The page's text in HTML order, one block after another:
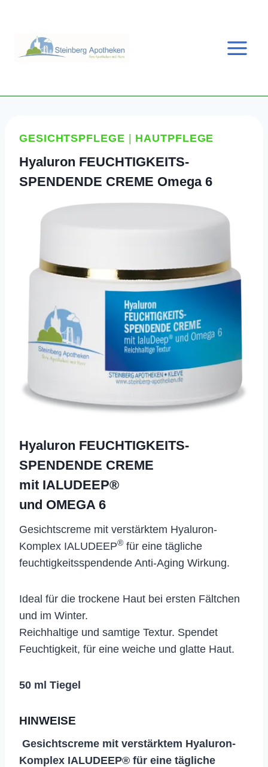
springen
GESICHTSPFLEGE HAUTPFLEGE
Hyaluron FEUCHTIGKEITS-
SPENDENDE CREME Omega 6
Hyaluron FEUCHTIGKEITS-
SPENDENDE CREME
mit IALUDEEP®
und OMEGA 6
Gesichtscreme mit verstärktem Hyaluron-
Komplex IALUDEEP® für eine tägliche
feuchtigkeitsspendende Anti-Aging Wirkung.
Ideal für die trockene Haut bei ersten Fältchen
und im Winter.
Reichhaltige und samtige Textur. Spendet
Feuchtigkeit, für eine weiche und glatte Haut.
50 ml Tiegel
HINWEISE
Gesichtscreme mit verstärktem Hyaluron-
Komplex IALUDEEP® für eine tägliche